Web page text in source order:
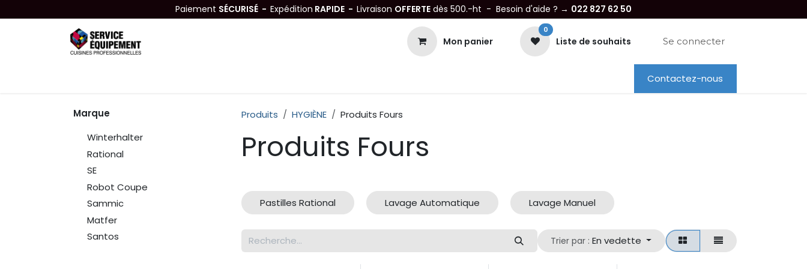
Paiement SÉCURISÉ - Expédition RAPIDE - Livraison OFFERTE dès 500.-ht - Besoin d'aide ? → 022 827 62 50
Mon panier
0
Liste de souhaits Se connecter
Dépannage Location
Contactez-nous
Marque
Winterhalter
Rational
SE
Robot Coupe
Sammic
Matfer
Santos
Produits HYGIÈNE Produits Fours
Produits Fours
Pastilles Rational Lavage Automatique Lavage Manuel
Trier par : En vedette